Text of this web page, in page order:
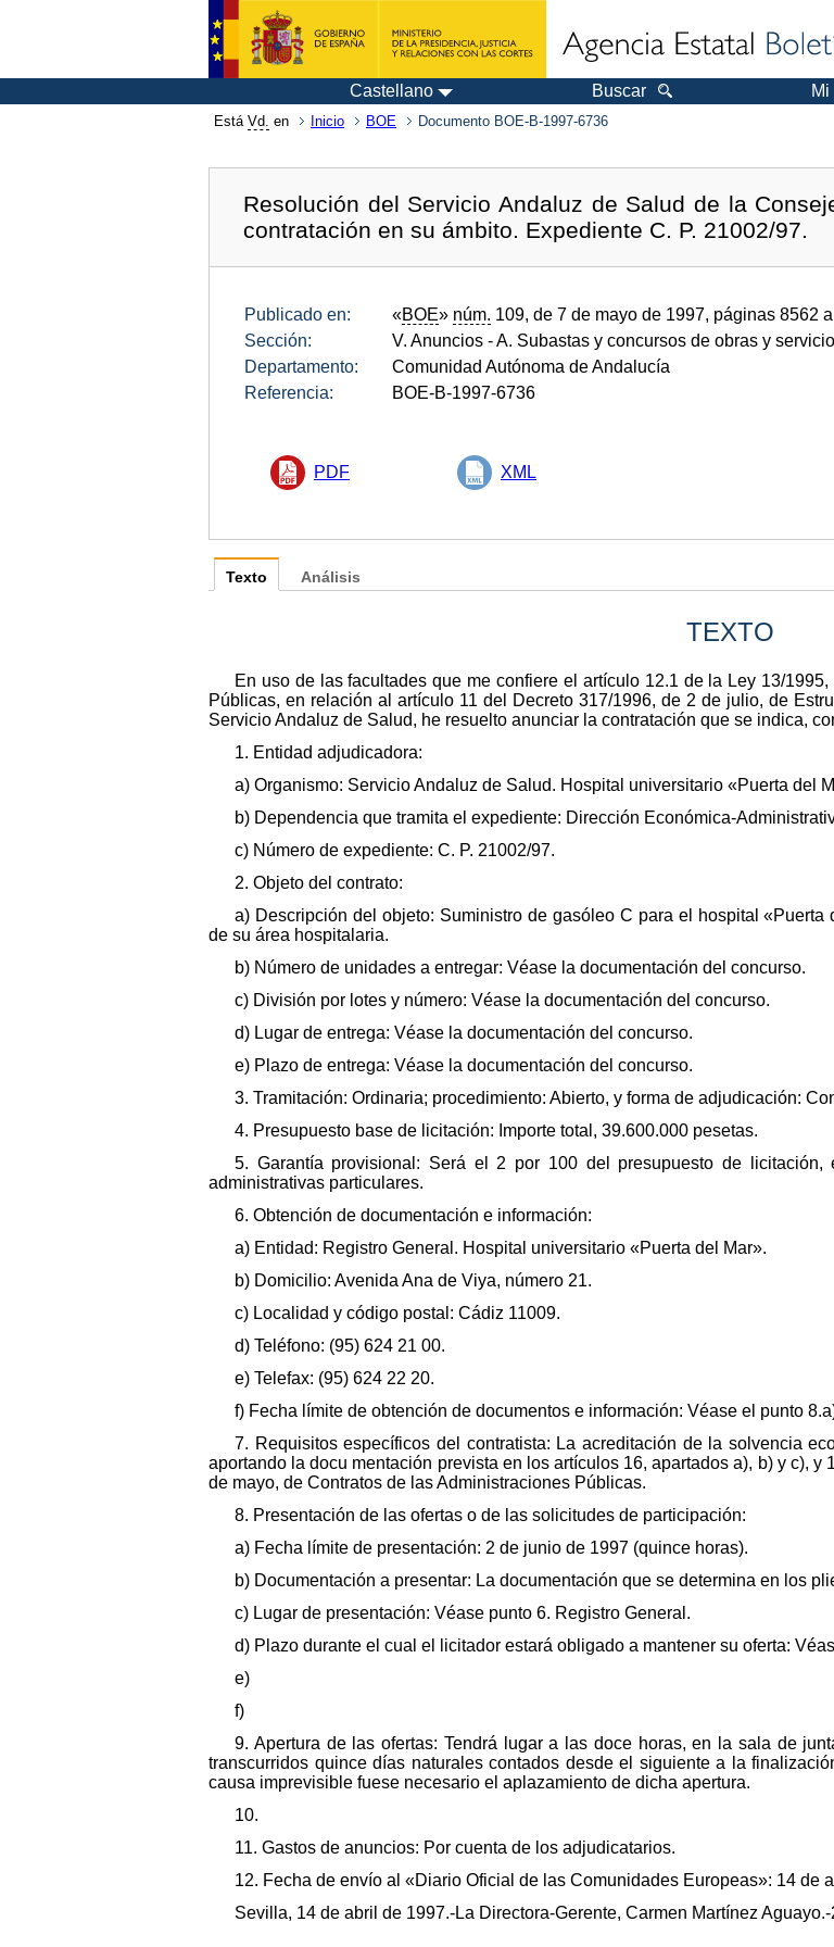
Castellano Buscar Mi
Está Vd. en Inicio BOE Documento BOE-B-1997-6736
Resolución del Servicio Andaluz de Salud de la
contratación en su ámbito. Expediente C. P. 21002/97.
Publicado en: «BOE» núm. 109, de 7 de mayo de 1997, páginas 8562
Sección:
V. Anuncios - A. Subastas y concursos de obras y
Departamento:
Comunidad Autónoma de Andalucía
Referencia:
BOE-B-1997-6736
PDF XML
Texto
TEXTO
En uso de las facultades que me confiere el artículo 12.1 de la Ley 13/
Públicas, en relación al artículo 11 del Decreto 317/1996, de 2 de julio, de
Servicio Andaluz de Salud, he resuelto anunciar la contratación que se indica,
1. Entidad adjudicadora:
a) Organismo: Servicio Andaluz de Salud. Hospital universitario «Puerta del
b) Dependencia que tramita el expediente: Dirección Económica-
c) Número de expediente: C. P. 21002/97.
2. Objeto del contrato:
a) Descripción del objeto: Suministro de gasóleo C para el hospital
de su área hospitalaria.
b) Número de unidades a entregar: Véase la documentación del concurso.
c) División por lotes y número: Véase la documentación del concurso.
d) Lugar de entrega: Véase la documentación del concurso.
e) Plazo de entrega: Véase la documentación del concurso.
3. Tramitación: Ordinaria; procedimiento: Abierto, y forma de adjudicación:
4. Presupuesto base de licitación: Importe total, 39.600.000 pesetas.
5. Garantía provisional: Será el 2 por 100 del presupuesto de
administrativas particulares.
6. Obtención de documentación e información:
a) Entidad: Registro General. Hospital universitario «Puerta del Mar».
b) Domicilio: Avenida Ana de Viya, número 21.
c) Localidad y código postal: Cádiz 11009.
d) Teléfono: (95) 624 21 00.
e) Telefax: (95) 624 22 20.
f) Fecha límite de obtención de documentos e información: Véase el punto
7. Requisitos específicos del contratista: La acreditación de la solvencia
aportando la docu mentación prevista en los artículos 16, apartados a), b) y c), y
de mayo, de Contratos de las Administraciones Públicas.
8. Presentación de las ofertas o de las solicitudes de participación:
a) Fecha límite de presentación: 2 de junio de 1997 (quince horas).
b) Documentación a presentar: La documentación que se determina en los
c) Lugar de presentación: Véase punto 6. Registro General.
d) Plazo durante el cual el licitador estará obligado a mantener su oferta:
e)
f)
9. Apertura de las ofertas: Tendrá lugar a las doce horas, en la sala de
transcurridos quince días naturales contados desde el siguiente a la
causa imprevisible fuese necesario el aplazamiento de dicha apertura.
10.
11. Gastos de anuncios: Por cuenta de los adjudicatarios.
12. Fecha de envío al «Diario Oficial de las Comunidades Europeas»: 14 de
Sevilla, 14 de abril de 1997.-La Directora-Gerente, Carmen Martínez Aguayo.-
Análisis